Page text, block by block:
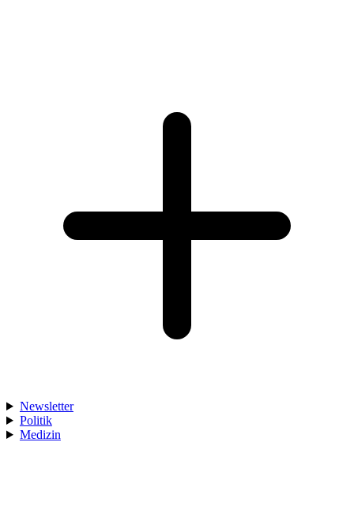
Newsletter
Politik
Medizin